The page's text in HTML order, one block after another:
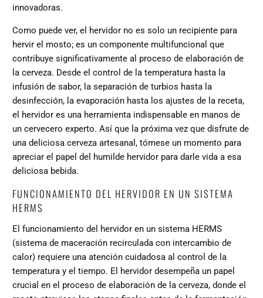
innovadoras.
Como puede ver, el hervidor no es solo un recipiente para
hervir el mosto; es un componente multifuncional que
contribuye significativamente al proceso de elaboración de
la cerveza. Desde el control de la temperatura hasta la
infusión de sabor, la separación de turbios hasta la
desinfección, la evaporación hasta los ajustes de la receta,
el hervidor es una herramienta indispensable en manos de
un cervecero experto. Así que la próxima vez que disfrute de
una deliciosa cerveza artesanal, tómese un momento para
apreciar el papel del humilde hervidor para darle vida a esa
deliciosa bebida.
FUNCIONAMIENTO DEL HERVIDOR EN UN SISTEMA
HERMS
El funcionamiento del hervidor en un sistema HERMS
(sistema de maceración recirculada con intercambio de
calor) requiere una atención cuidadosa al control de la
temperatura y el tiempo. El hervidor desempeña un papel
crucial en el proceso de elaboración de la cerveza, donde el